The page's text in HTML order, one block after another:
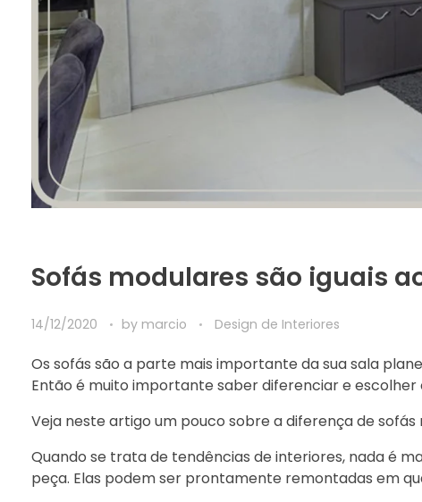
Sofás modulares são iguais
14/12/2020 by marcio Design de Interiores
Os sofás são a parte mais importante da sua sala
Então é muito importante saber diferenciar e
Veja neste artigo um pouco sobre a diferença de sofás
Quando se trata de tendências de interiores, nada é
peça. Elas podem ser prontamente remontadas em